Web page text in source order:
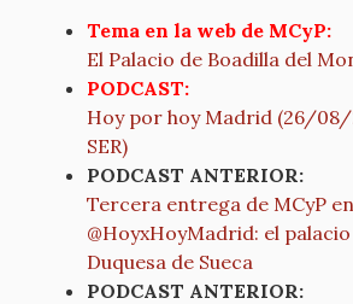
Tema en la web de MCyP:
El Palacio de Boadilla del
PODCAST:
Hoy por hoy Madrid (26/08/
SER)
PODCAST ANTERIOR:
Tercera entrega de MCyP en
@HoyxHoyMadrid: el
Duquesa de Sueca
PODCAST ANTERIOR: